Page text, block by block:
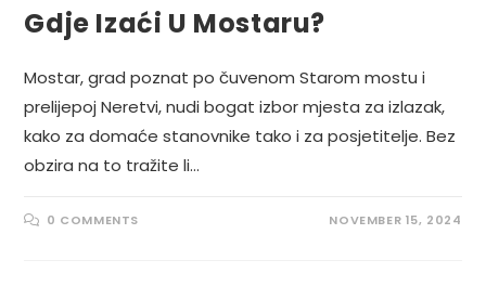
Gdje Izaći U Mostaru?
Mostar, grad poznat po čuvenom Starom mostu i
prelijepoj Neretvi, nudi bogat izbor mjesta za izlazak,
kako za domaće stanovnike tako i za posjetitelje. Bez
obzira na to tražite li…
0 COMMENTS NOVEMBER 15, 2024